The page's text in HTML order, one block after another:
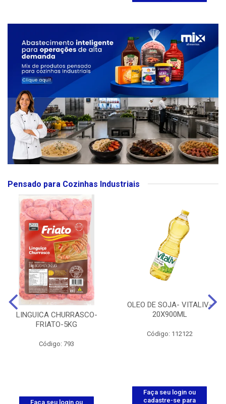
Pensado para Cozinhas Industriais
LINGUICA CHURRASCO-
FRIATO-5KG
Código: 793
Faça seu login ou
OLEO DE SOJA- VITALIV-
20X900ML
Código: 112122
Faça seu login ou
cadastre-se para